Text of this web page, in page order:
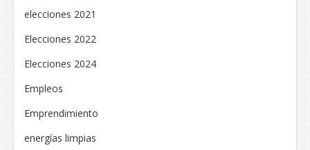
elecciones 2021
Elecciones 2022
Elecciones 2024
Empleos
Emprendimiento
energías limpias